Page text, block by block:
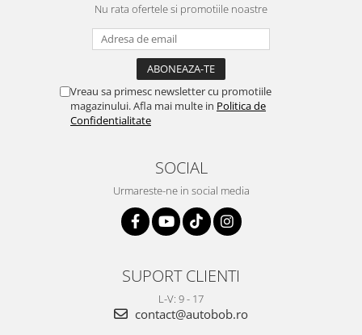
Nu rata ofertele si promotiile noastre
Vreau sa primesc newsletter cu promotiile
magazinului. Afla mai multe in Politica de
Confidentialitate
SOCIAL
Urmareste-ne in social media
SUPORT CLIENTI
L-V: 9 - 17
contact@autobob.ro